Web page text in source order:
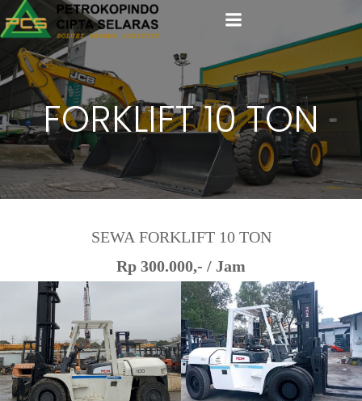
FORKLIFT 10 TON
SEWA FORKLIFT 10 TON
Rp 300.000,- / Jam